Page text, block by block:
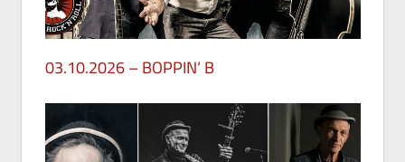
03.10.2026 – BOPPIN‘ B